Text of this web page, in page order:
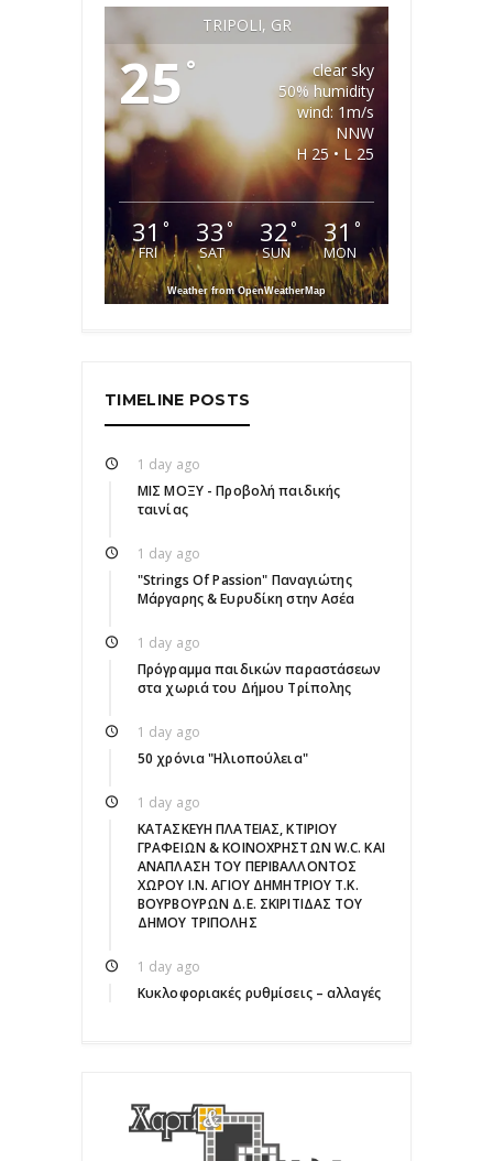
TRIPOLI, GR
25 °
clear sky
50% humidity
wind: 1m/s
NNW
H 25 • L 25
31 °
FRI
33°
SAT
32°
SUN
31 °
MON
Weather from OpenWeatherMap
TIMELINE POSTS
1 day ago
ΜΙΣ ΜΟΞΥ - Προβολή παιδικής
ταινίας
1 day ago
"Strings Of Passion" Παναγιώτης
Μάργαρης & Ευρυδίκη στην Ασέα
1 day ago
Πρόγραμμα παιδικών παραστάσεων
στα χωριά του Δήμου Τρίπολης
1 day ago
50 χρόνια "Ηλιοπούλεια"
1 day ago
ΚΑΤΑΣΚΕΥΗ ΠΛΑΤΕΙΑΣ, ΚΤΙΡΙΟΥ
ΓΡΑΦΕΙΩΝ & ΚΟΙΝΟΧΡΗΣΤΩΝ W.C. ΚΑΙ
ΑΝΑΠΛΑΣΗ ΤΟΥ ΠΕΡΙΒΑΛΛΟΝΤΟΣ
ΧΩΡΟΥ Ι.Ν. ΑΓΙΟΥ ΔΗΜΗΤΡΙΟΥ Τ.Κ.
ΒΟΥΡΒΟΥΡΩΝ Δ.Ε. ΣΚΙΡΙΤΙΔΑΣ ΤΟΥ
ΔΗΜΟΥ ΤΡΙΠΟΛΗΣ
1 day ago
Κυκλοφοριακές ρυθμίσεις – αλλαγές